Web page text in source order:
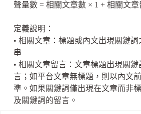
聲量數 = 相關文章數 × 1 + 相關文章
定義說明：
• 相關文章：標題或內文出現關鍵
串
• 相關文章留言：文章標題出現關
言；如平台文章無標題，則以內文
準。如果關鍵詞僅出現在文章而非
及關鍵詞的留言。